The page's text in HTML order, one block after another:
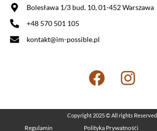
Bolesława 1/3 bud. 10, 01-452 Warszawa
+48 570 501 105
kontakt@im-possible.pl
Copyright 2025 © All rights Reserved.
Regulamin Polityka Prywatnośći